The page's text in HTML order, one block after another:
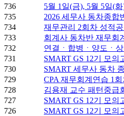
736
5월 1일(금), 5월 5일(
735
2026 세무사 동차종
734
재무관리 2회차 성적공
733
회계사 동차반 재무회
732
연결ㆍ합병ㆍ양도ㆍ
731
SMART GS 12기 모의
730
SMART 세무사 동차
729
CPA 재무회계연습 1
728
김용재 교수 패턴중급
727
SMART GS 12기 모의
726
SMART GS 12기 모의